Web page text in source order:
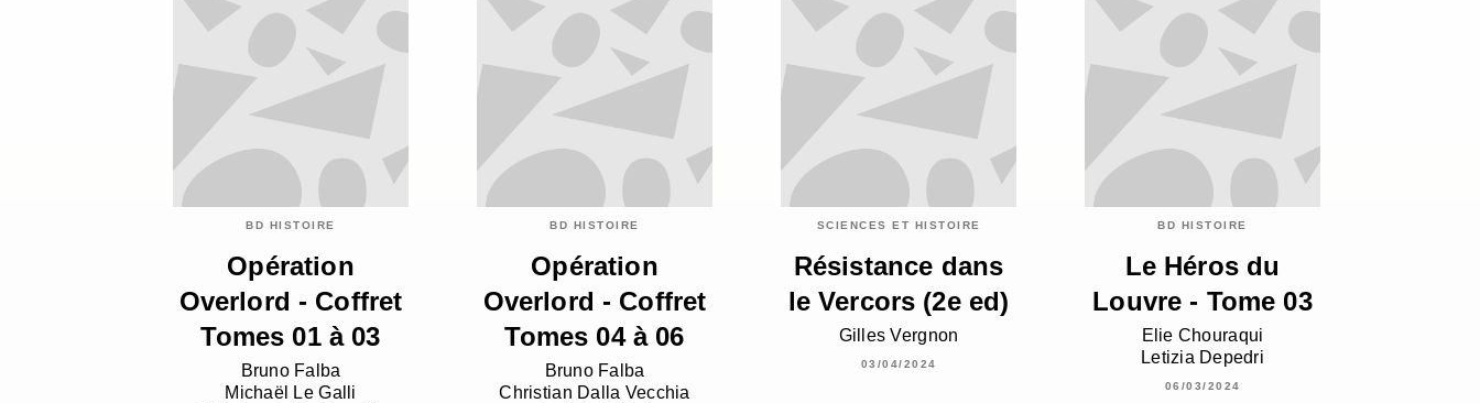
BD HISTOIRE
Opération
Overlord - Coffret
Tomes 01 à 03
Bruno Falba
Michaël Le Galli
BD HISTOIRE
Opération
Overlord - Coffret
Tomes 04 à 06
Bruno Falba
Christian Dalla Vecchia
SCIENCES ET HISTOIRE
Résistance dans
le Vercors (2e ed)
Gilles Vergnon
03/04/2024
BD HISTOIRE
Le Héros du
Louvre - Tome 03
Elie Chouraqui
Letizia Depedri
06/03/2024